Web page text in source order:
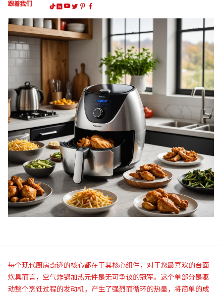
跟着我们
每个现代厨房奇迹的核心都在于其核心组件，对于您最喜欢的台面
炊具而言，空气炸锅加热元件是无可争议的冠军。这个单部分是驱
动整个烹饪过程的发动机，产生了强烈而循环的热量，将简单的成